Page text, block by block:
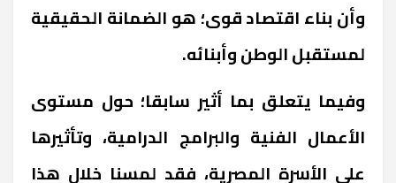
وأن بناء اقتصاد قوى؛ هو الضمانة الحقيقية
لمستقبل الوطن وأبنائه.
وفيما يتعلق بما أثير سابقا؛ حول مستوى
الأعمال الفنية والبرامج الدرامية، وتأثيرها
على الأسرة المصرية، فقد لمسنا خلال هذا